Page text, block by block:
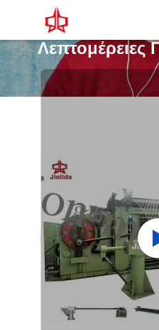
Λεπτομέρειες